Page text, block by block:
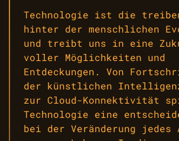
Technologie ist die
hinter der menschlichen
und treibt uns in eine
voller Möglichkeiten und
Entdeckungen. Von
der künstlichen
zur Cloud-Konnektivität
Technologie eine
bei der Veränderung jedes